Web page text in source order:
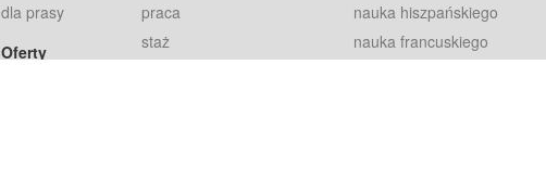
dla prasy
Oferty
praca
staż
nauka hiszpańskiego
nauka francuskiego